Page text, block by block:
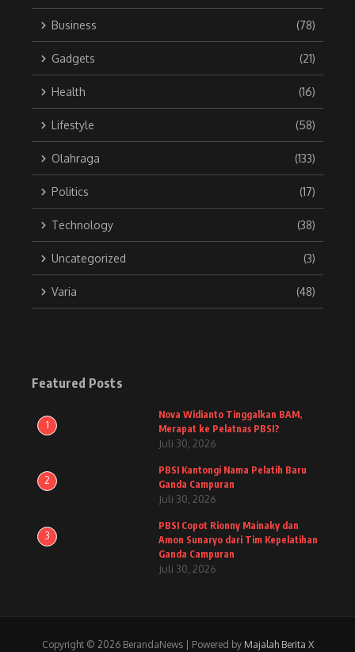
Business (78)
Gadgets (21)
Health (16)
Lifestyle (58)
Olahraga (133)
Politics (17)
Technology (38)
Uncategorized (3)
Varia (48)
Featured Posts
1
Nova Widianto Tinggalkan BAM,
Merapat ke Pelatnas PBSI?
Juli 30, 2026
2
PBSI Kantongi Nama Pelatih Baru
Ganda Campuran
Juli 30, 2026
3
PBSI Copot Rionny Mainaky dan
Amon Sunaryo dari Tim Kepelatihan
Ganda Campuran
Juli 30, 2026
Copyright © 2026 BerandaNews | Powered by Majalah Berita X